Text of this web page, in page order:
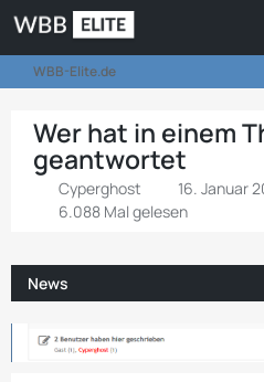
WBB-Elite.de
Wer hat in einem
geantwortet
Cyperghost
16. Januar
6.088 Mal gelesen
News